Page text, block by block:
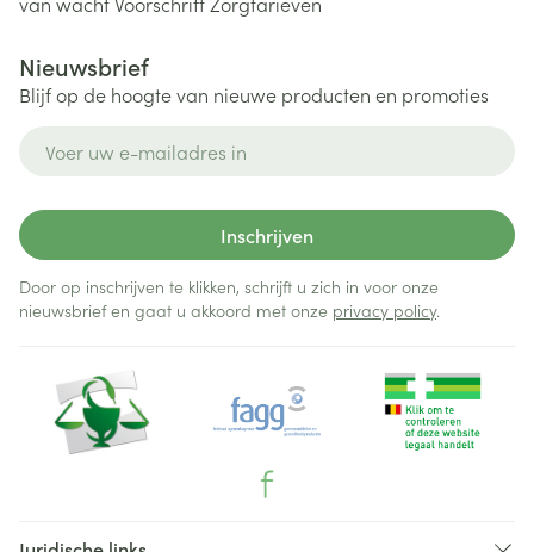
Nieuwsbrief
Blijf op de hoogte van nieuwe producten en promoties
Inschrijven
Door op inschrijven te klikken, schrijft u zich in voor onze
nieuwsbrief en gaat u akkoord met onze privacy policy.